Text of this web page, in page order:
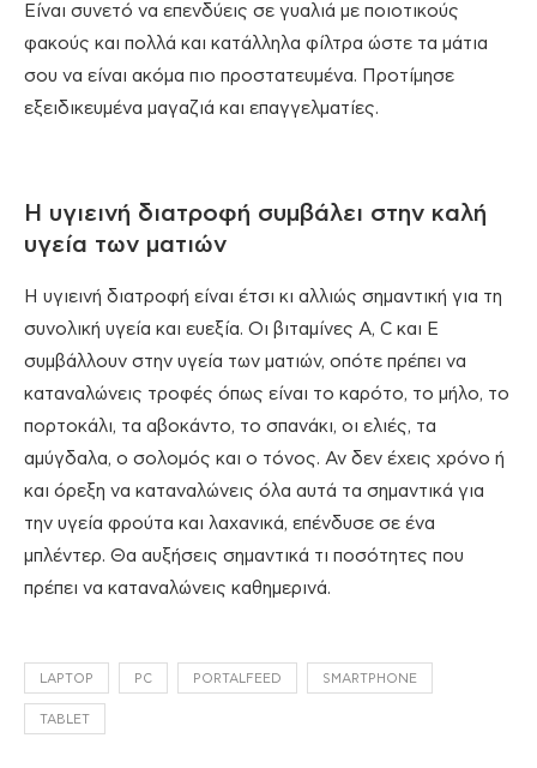
Είναι συνετό να επενδύεις σε γυαλιά με ποιοτικούς
φακούς και πολλά και κατάλληλα φίλτρα ώστε τα μάτια
σου να είναι ακόμα πιο προστατευμένα. Προτίμησε
εξειδικευμένα μαγαζιά και επαγγελματίες.
Η υγιεινή διατροφή συμβάλει στην καλή
υγεία των ματιών
Η υγιεινή διατροφή είναι έτσι κι αλλιώς σημαντική για τη
συνολική υγεία και ευεξία. Οι βιταμίνες Α, C και Ε
συμβάλλουν στην υγεία των ματιών, οπότε πρέπει να
καταναλώνεις τροφές όπως είναι το καρότο, το μήλο, το
πορτοκάλι, τα αβοκάντο, το σπανάκι, οι ελιές, τα
αμύγδαλα, ο σολομός και ο τόνος. Αν δεν έχεις χρόνο ή
και όρεξη να καταναλώνεις όλα αυτά τα σημαντικά για
την υγεία φρούτα και λαχανικά, επένδυσε σε ένα
μπλέντερ. Θα αυξήσεις σημαντικά τι ποσότητες που
πρέπει να καταναλώνεις καθημερινά.
LAPTOP PC PORTALFEED SMARTPHONE
TABLET